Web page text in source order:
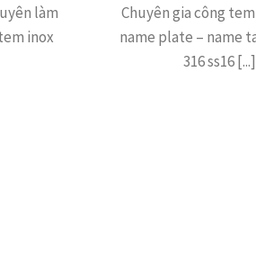
làm
inox
Chuyên gia công
name plate – name
316 ss16 [...]